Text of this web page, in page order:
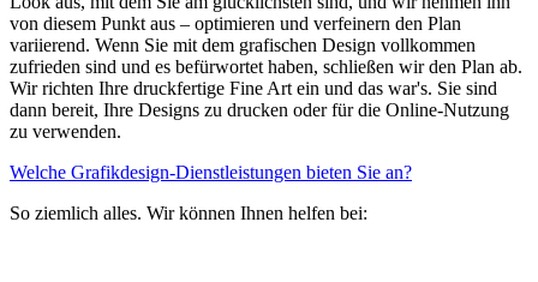
von diesem Punkt aus – optimieren und verfeinern den Plan
variierend. Wenn Sie mit dem grafischen Design vollkommen
zufrieden sind und es befürwortet haben, schließen wir den Plan ab.
Wir richten Ihre druckfertige Fine Art ein und das war's. Sie sind
dann bereit, Ihre Designs zu drucken oder für die Online-Nutzung
zu verwenden.
Welche Grafikdesign-Dienstleistungen bieten Sie an?
So ziemlich alles. Wir können Ihnen helfen bei: